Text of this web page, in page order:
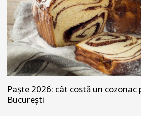
Paște 2026: cât costă un
București